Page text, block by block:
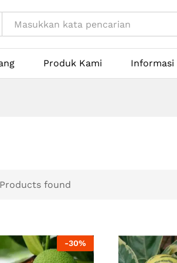
Produk Kami Informasi
Products found
-30%